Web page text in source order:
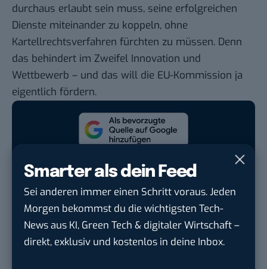
Smarter als dein Feed
Sei anderen immer einen Schritt voraus. Jeden
Morgen bekommst du die wichtigsten Tech-
News aus KI, Green Tech & digitaler Wirtschaft –
direkt, exklusiv und kostenlos in deine Inbox.
durchaus erlaubt sein muss, seine erfolgreichen
Dienste miteinander zu koppeln, ohne
Kartellrechtsverfahren fürchten zu müssen. Denn
das behindert im Zweifel Innovation und
Wettbewerb – und das will die EU-Kommission ja
eigentlich fördern.
Google lässt dich jetzt selbst bestimmen,
welche Quellen du in der Suche häufiger
siehst. Mit zwei schnellen Klicks kannst du
BASIC thinking kostenlos als bevorzugte
Quelle hinzufügen und damit unabhängigen
Tech-Journalismus unterstützen. Vielen Dank!